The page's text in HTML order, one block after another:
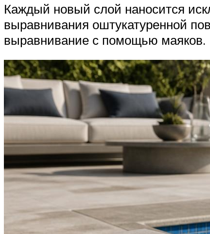
Каждый новый слой наносится
выравнивания оштукатуренной
выравнивание с помощью маяков.